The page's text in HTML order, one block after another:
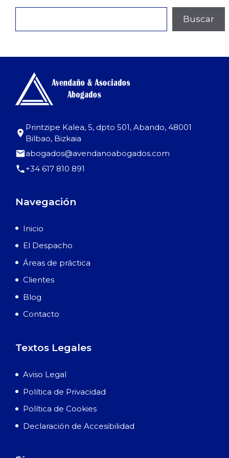
Buscar
Printzipe Kalea, 5, dpto 501, Abando, 48001
Bilbao, Bizkaia
abogados@avendanoabogados.com
+34 617 810 891
Navegación
Inicio
El Despacho
Áreas de práctica
Clientes
Blog
Contacto
Textos Legales
Aviso Legal
Política de Privacidad
Política de Cookies
Declaración de Accesibilidad